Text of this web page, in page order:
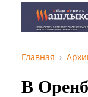
Главная
В